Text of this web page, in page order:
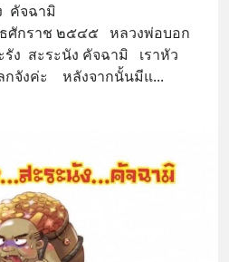
คัจฉามิ
ศักราช ๒๕๔๕   หลวงพ่อบอก
ง  สะระนัง คัจฉามิ   เราหัว
กจังค่ะ    หลังจากนั้นมีแ...